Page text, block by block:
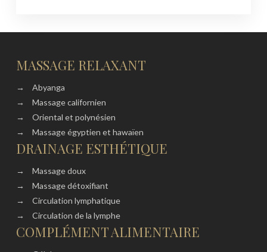
MASSAGE RELAXANT
→
Abyanga
→
Massage californien
→
Oriental et polynésien
→
Massage égyptien et hawaïen
DRAINAGE ESTHÉTIQUE
→
Massage doux
→
Massage détoxifiant
→
Circulation lymphatique
→
Circulation de la lymphe
COMPLÉMENT ALIMENTAIRE